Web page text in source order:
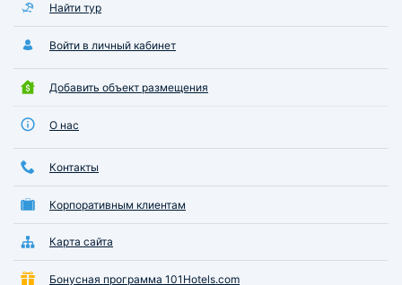
Найти тур
Войти в личный кабинет
Добавить объект размещения
О нас
Контакты
Корпоративным клиентам
Карта сайта
Бонусная программа 101Hotels.com